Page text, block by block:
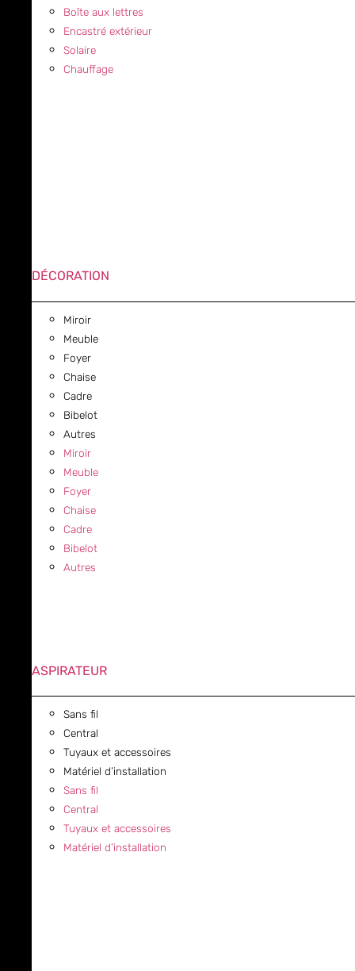
Boîte aux lettres
Encastré extérieur
Solaire
Chauffage
DÉCORATION
Miroir
Meuble
Foyer
Chaise
Cadre
Bibelot
Autres
Miroir
Meuble
Foyer
Chaise
Cadre
Bibelot
Autres
ASPIRATEUR
Sans fil
Central
Tuyaux et accessoires
Matériel d’installation
Sans fil
Central
Tuyaux et accessoires
Matériel d’installation